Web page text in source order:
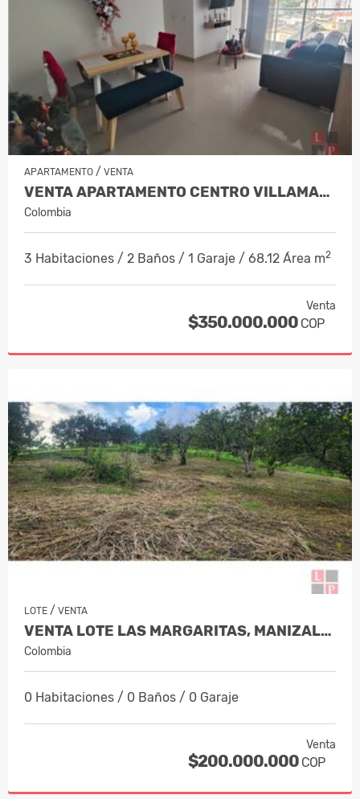
APARTAMENTO / VENTA
VENTA APARTAMENTO CENTRO VILLAMARÍA,…
Colombia
3 Habitaciones / 2 Baños / 1 Garaje / 68.12 Área m2
Venta
$350.000.000 COP
LOTE / VENTA
VENTA LOTE LAS MARGARITAS, MANIZALES…
Colombia
0 Habitaciones / 0 Baños / 0 Garaje
Venta
$200.000.000 COP